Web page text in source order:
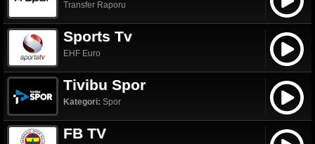
Transfer Raporu
Sports Tv
EHF Euro
Tivibu Spor
Kategori: Spor
FB TV